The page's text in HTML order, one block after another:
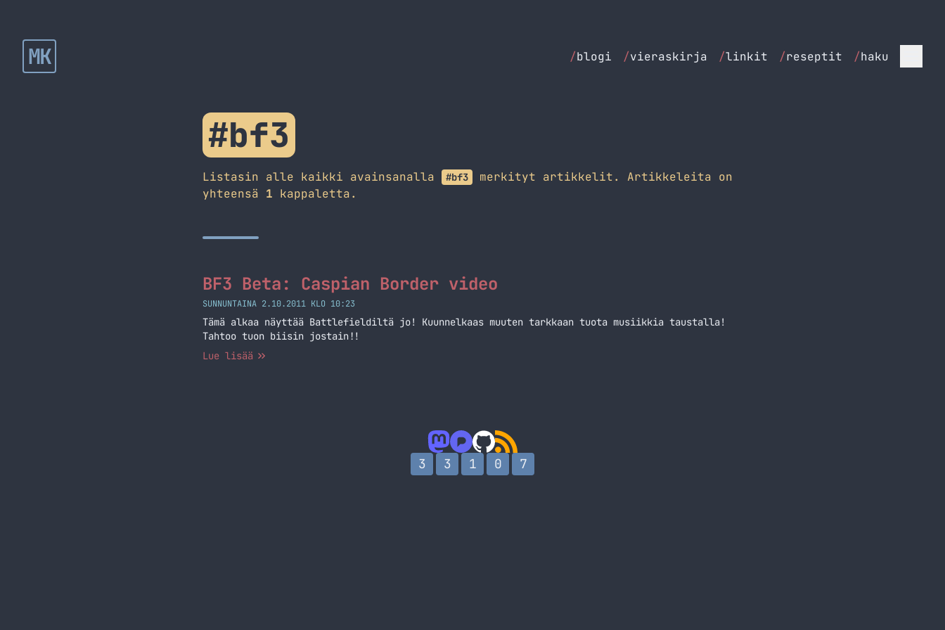
MK /blogi /vieraskirja /linkit /reseptit /haku
#bf3
Listasin alle kaikki avainsanalla #bf3
merkityt artikkelit. Artikkeleita on
yhteensä 1 kappaletta.
BF3 Beta: Caspian Border video
SUNNUNTAINA 2.10.2011 KLO 10:23
Tämä alkaa näyttää Battlefieldiltä jo! Kuunnelkaas muuten tarkkaan tuota musiikkia taustalla!
Tahtoo tuon biisin jostain!!
Lue lisää
3 3 1 0 7